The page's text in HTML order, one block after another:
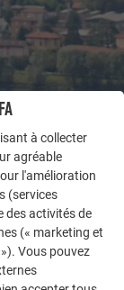
à collecter
agréable
l'amélioration
(services
des activités de
(« marketing et
Vous pouvez